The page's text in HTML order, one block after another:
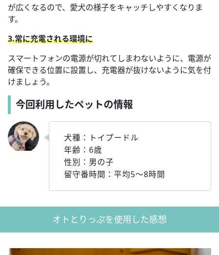
が広くなるので、愛犬の様子をキャッチしやすくなりま
す。
3.常に充電される環境に
スマートフォンの電源が切れてしまわないように、電源が
確保できる位置に設置し、充電器が抜けないように気を付
けましょう。
今回利用したペットの情報
犬種：トイプードル
年齢：6歳
性別：男の子
留守番時間：平均5〜8時間
オトとりっぷを使用した感想